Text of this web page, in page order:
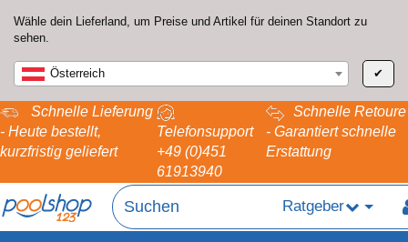
Wähle dein Lieferland, um Preise und Artikel für deinen Standort zu
sehen.
Österreich ✔
Schnelle Lieferung
- Heute bestellt,
kurzfristig geliefert
Telefonsupport
+49 (0)451
61913940
Schnelle Retoure
- Garantiert schnelle
Erstattung
Ratgeber